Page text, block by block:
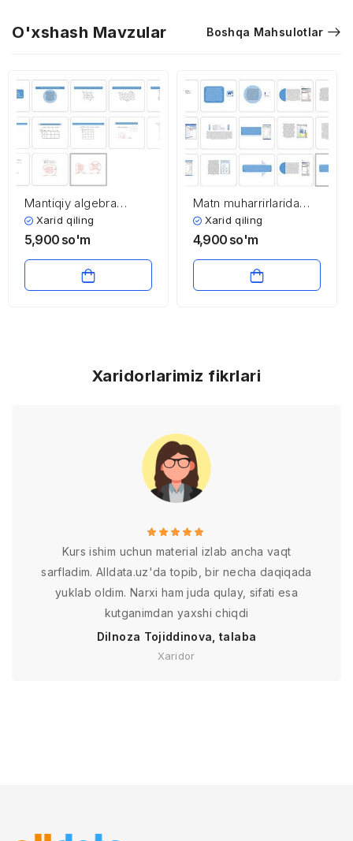
O'xshash Mavzular Boshqa Mahsulotlar
Mantiqiy algebra
funksiyalarini Karno
kartasidan foydalanib
(minimallashtirish)
Xarid qiling
5,900 so'm
Matn muharrirlarida
protsessual hujjatlarni
tahrirlash
Xarid qiling
4,900 so'm
Xaridorlarimiz fikrlari
Kurs ishim uchun material izlab ancha vaqt
sarfladim. Alldata.uz'da topib, bir necha daqiqada
yuklab oldim. Narxi ham juda qulay, sifati esa
kutganimdan yaxshi chiqdi
Dilnoza Tojiddinova, talaba
Xaridor